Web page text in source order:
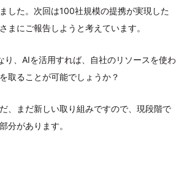
した。次回は100社規模の提携が実現した
まにご報告しようと考えています。
り、AIを活用すれば、自社のリソースを使わ
取ることが可能でしょうか？
、まだ新しい取り組みですので、現段階で
分があります。